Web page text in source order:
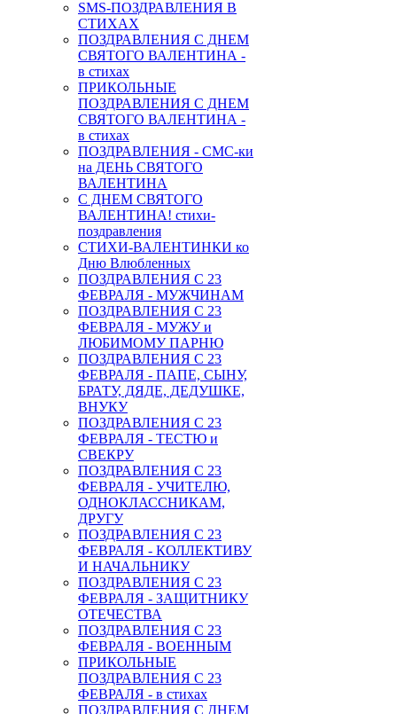
SMS-ПОЗДРАВЛЕНИЯ В
СТИХАХ
ПОЗДРАВЛЕНИЯ С ДНЕМ
СВЯТОГО ВАЛЕНТИНА -
в стихах
ПРИКОЛЬНЫЕ
ПОЗДРАВЛЕНИЯ С ДНЕМ
СВЯТОГО ВАЛЕНТИНА -
в стихах
ПОЗДРАВЛЕНИЯ - СМС-ки
на ДЕНЬ СВЯТОГО
ВАЛЕНТИНА
С ДНЕМ СВЯТОГО
ВАЛЕНТИНА! стихи-
поздравления
СТИХИ-ВАЛЕНТИНКИ ко
Дню Влюбленных
ПОЗДРАВЛЕНИЯ С 23
ФЕВРАЛЯ - МУЖЧИНАМ
ПОЗДРАВЛЕНИЯ С 23
ФЕВРАЛЯ - МУЖУ и
ЛЮБИМОМУ ПАРНЮ
ПОЗДРАВЛЕНИЯ С 23
ФЕВРАЛЯ - ПАПЕ, СЫНУ,
БРАТУ, ДЯДЕ, ДЕДУШКЕ,
ВНУКУ
ПОЗДРАВЛЕНИЯ С 23
ФЕВРАЛЯ - ТЕСТЮ и
СВЕКРУ
ПОЗДРАВЛЕНИЯ С 23
ФЕВРАЛЯ - УЧИТЕЛЮ,
ОДНОКЛАССНИКАМ,
ДРУГУ
ПОЗДРАВЛЕНИЯ С 23
ФЕВРАЛЯ - КОЛЛЕКТИВУ
И НАЧАЛЬНИКУ
ПОЗДРАВЛЕНИЯ С 23
ФЕВРАЛЯ - ЗАЩИТНИКУ
ОТЕЧЕСТВА
ПОЗДРАВЛЕНИЯ С 23
ФЕВРАЛЯ - ВОЕННЫМ
ПРИКОЛЬНЫЕ
ПОЗДРАВЛЕНИЯ С 23
ФЕВРАЛЯ - в стихах
ПОЗДРАВЛЕНИЯ С ДНЕМ